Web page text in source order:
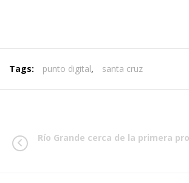
Tags: punto digital, santa cruz
Río Grande cerca de la primera